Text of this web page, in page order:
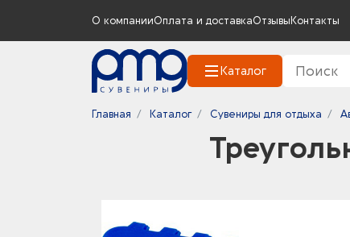
О компанииОплата и доставкаОтзывы Контакты
Каталог
Главная Каталог Сувениры для отдыха